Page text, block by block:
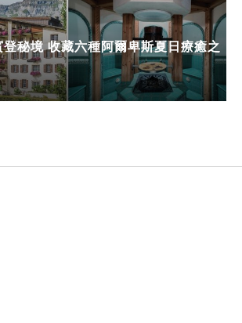
秘境 收藏六種阿爾卑斯夏日療癒之